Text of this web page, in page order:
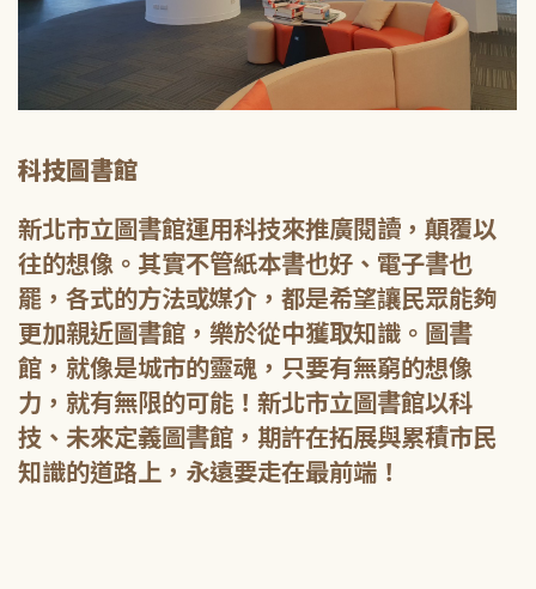
科技圖書館
新北市立圖書館運用科技來推廣閱讀，顛覆以
往的想像。其實不管紙本書也好、電子書也
罷，各式的方法或媒介，都是希望讓民眾能夠
更加親近圖書館，樂於從中獲取知識。圖書
館，就像是城市的靈魂，只要有無窮的想像
力，就有無限的可能！新北市立圖書館以科
技、未來定義圖書館，期許在拓展與累積市民
知識的道路上，永遠要走在最前端！